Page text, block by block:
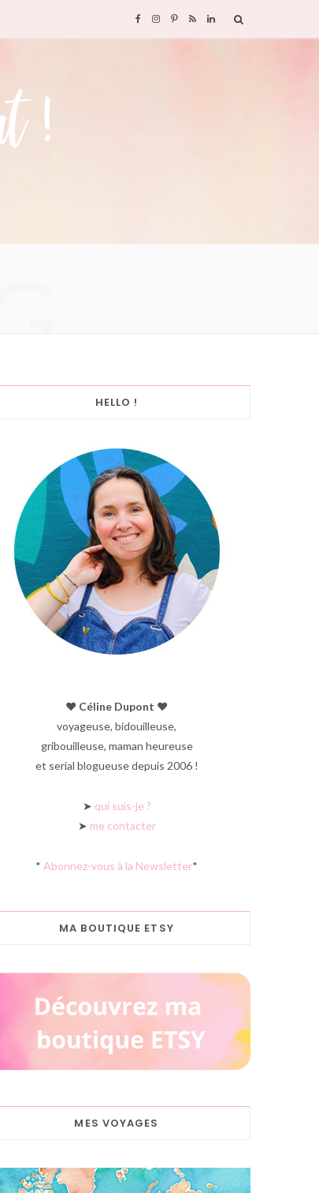
F I P
e
R L
I
HELLO !
♥︎ Céline Dupont ♥︎
voyageuse, bidouilleuse,
gribouilleuse, maman heureuse
et serial blogueuse depuis 2006 !
➤ qui suis-je ?
➤ me contacter
* Abonnez-vous à la Newsletter*
MA BOUTIQUE ETSY
MES VOYAGES